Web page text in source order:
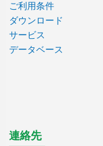
ご利用条件
ダウンロード
サービス
データベース
連絡先